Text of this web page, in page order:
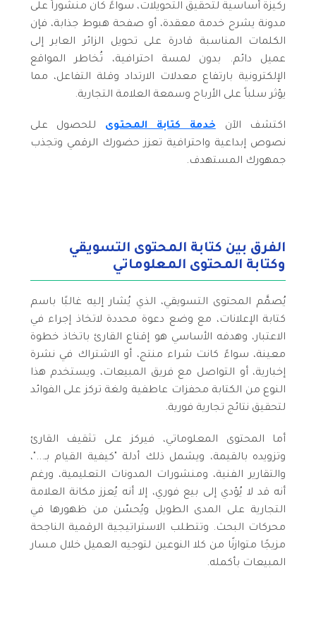
ركيزة أساسية لتحقيق التحويلات، سواءً كان منشوراً على
مدونة يشرح خدمة معقدة، أو صفحة هبوط جذابة، فإن
الكلمات المناسبة قادرة على تحويل الزائر العابر إلى
عميل دائم. بدون لمسة احترافية، تُخاطر المواقع
الإلكترونية بارتفاع معدلات الارتداد وقلة التفاعل، مما
يؤثر سلباً على الأرباح وسمعة العلامة التجارية.
اكتشف الآنخدمة كتابة المحتوى للحصول على
نصوص إبداعية واحترافية تعزز حضورك الرقمي وتجذب
جمهورك المستهدف.
الفرق بين كتابة المحتوى التسويقي
وكتابة المحتوى المعلوماتي
يُصمَّم المحتوى التسويقي، الذي يُشار إليه غالبًا باسم
كتابة الإعلانات، مع وضع دعوة محددة لاتخاذ إجراء في
الاعتبار، وهدفه الأساسي هو إقناع القارئ باتخاذ خطوة
معينة، سواءً كانت شراء منتج، أو الاشتراك في نشرة
إخبارية، أو التواصل مع فريق المبيعات، ويستخدم هذا
النوع من الكتابة محفزات عاطفية ولغة تركز على الفوائد
لتحقيق نتائج تجارية فورية.
أما المحتوى المعلوماتي، فيركز على تثقيف القارئ
وتزويده بالقيمة، ويشمل ذلك أدلة "كيفية القيام بـ..."،
والتقارير الفنية، ومنشورات المدونات التعليمية، ورغم
أنه قد لا يُؤدي إلى بيع فوري، إلا أنه يُعزز مكانة العلامة
التجارية على المدى الطويل ويُحسّن من ظهورها في
محركات البحث. وتتطلب الاستراتيجية الرقمية الناجحة
مزيجًا متوازنًا من كلا النوعين لتوجيه العميل خلال مسار
المبيعات بأكمله.